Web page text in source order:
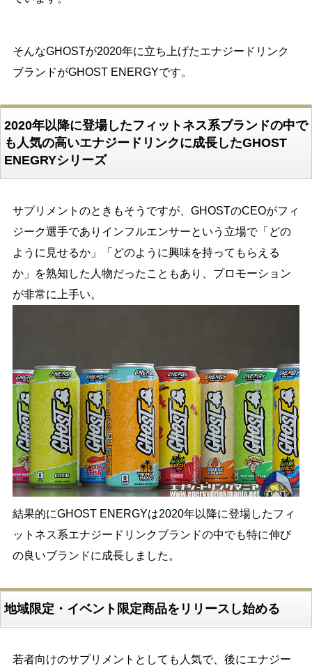
そんなGHOSTが2020年に立ち上げたエナジードリンク
ブランドがGHOST ENERGYです。
2020年以降に登場したフィットネス系ブランドの中で
も人気の高いエナジードリンクに成長したGHOST
ENEGRYシリーズ
サプリメントのときもそうですが、GHOSTのCEOがフィ
ジーク選手でありインフルエンサーという立場で「どの
ように見せるか」「どのように興味を持ってもらえる
か」を熟知した人物だったこともあり、プロモーション
が非常に上手い。
結果的にGHOST ENERGYは2020年以降に登場したフィ
ットネス系エナジードリンクブランドの中でも特に伸び
の良いブランドに成長しました。
地域限定・イベント限定商品をリリースし始める
若者向けのサプリメントとしても人気で、後にエナジー